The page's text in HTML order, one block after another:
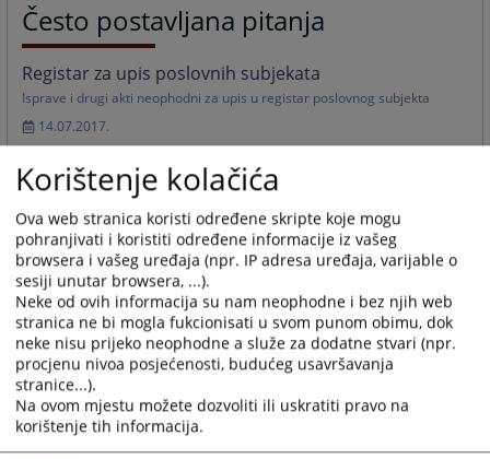
Često postavljana pitanja
Registar za upis poslovnih subjekata
Isprave i drugi akti neophodni za upis u registar poslovnog subjekta
14.07.2017.
Zahtjev za izdavanje jedinstvenog pristupnog koda
(JPK)
Zahtjev za izdavanje jedinstvenog pristupnog koda (JPK) za uvid u sudske
predmete putem interneta koji se dostavlja strankama putem pošte.
05.11.2012.
Više
Sudski predmeti – online
Pristup putem Interneta
Korištenje kolačića
Ova web stranica koristi određene skripte koje mogu
pohranjivati i koristiti određene informacije iz vašeg
browsera i vašeg uređaja (npr. IP adresa uređaja, varijable o
sesiji unutar browsera, ...).
Neke od ovih informacija su nam neophodne i bez njih web
stranica ne bi mogla fukcionisati u svom punom obimu, dok
neke nisu prijeko neophodne a služe za dodatne stvari (npr.
procjenu nivoa posjećenosti, budućeg usavršavanja
stranice...).
Na ovom mjestu možete dozvoliti ili uskratiti pravo na
korištenje tih informacija.